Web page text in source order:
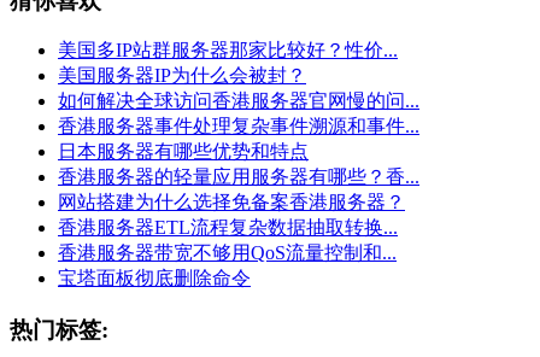
美国多IP站群服务器那家比较好？性价...
美国服务器IP为什么会被封？
如何解决全球访问香港服务器官网慢的问...
香港服务器事件处理复杂事件溯源和事件...
日本服务器有哪些优势和特点
香港服务器的轻量应用服务器有哪些？香...
网站搭建为什么选择免备案香港服务器？
香港服务器ETL流程复杂数据抽取转换...
香港服务器带宽不够用QoS流量控制和...
宝塔面板彻底删除命令
热门标签: